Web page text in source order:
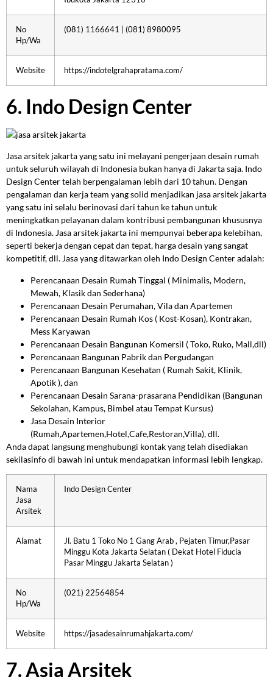
No
Hp/Wa
(081) 1166641 | (081) 8980095
Website https://indotelgrahapratama.com/
6. Indo Design Center
Jasa arsitek jakarta yang satu ini melayani pengerjaan desain rumah
untuk seluruh wilayah di Indonesia bukan hanya di Jakarta saja. Indo
Design Center telah berpengalaman lebih dari 10 tahun. Dengan
pengalaman dan kerja team yang solid menjadikan jasa arsitek jakarta
yang satu ini selalu berinovasi dari tahun ke tahun untuk
meningkatkan pelayanan dalam kontribusi pembangunan khususnya
di Indonesia. Jasa arsitek jakarta ini mempunyai beberapa kelebihan,
seperti bekerja dengan cepat dan tepat, harga desain yang sangat
kompetitif, dll. Jasa yang ditawarkan oleh Indo Design Center adalah:
Perencanaan Desain Rumah Tinggal ( Minimalis, Modern,
Mewah, Klasik dan Sederhana)
Perencanaan Desain Perumahan, Vila dan Apartemen
Perencanaan Desain Rumah Kos ( Kost-Kosan), Kontrakan,
Mess Karyawan
Perencanaan Desain Bangunan Komersil ( Toko, Ruko, Mall,dll)
Perencanaan Bangunan Pabrik dan Pergudangan
Perencanaan Bangunan Kesehatan ( Rumah Sakit, Klinik,
Apotik ), dan
Perencanaan Desain Sarana-prasarana Pendidikan (Bangunan
Sekolahan, Kampus, Bimbel atau Tempat Kursus)
Jasa Desain Interior
(Rumah,Apartemen,Hotel,Cafe,Restoran,Villa), dll.
Anda dapat langsung menghubungi kontak yang telah disediakan
sekilasinfo di bawah ini untuk mendapatkan informasi lebih lengkap.
Nama
Jasa
Arsitek
Indo Design Center
Alamat
Jl. Batu 1 Toko No 1 Gang Arab , Pejaten Timur,Pasar
Minggu Kota Jakarta Selatan ( Dekat Hotel Fiducia
Pasar Minggu Jakarta Selatan )
No
Hp/Wa
(021) 22564854
Website https://jasadesainrumahjakarta.com/
7. Asia Arsitek